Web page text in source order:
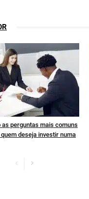
as perguntas mais comuns
deseja investir numa